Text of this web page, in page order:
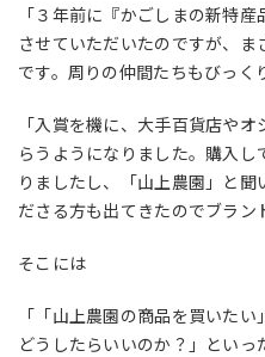
「３年前に『かごしまの新特
させていただいたのですが、
です。周りの仲間たちもびっく
「入賞を機に、大手百貨店や
らうようになりました。購入
りましたし、「山上農園」と
ださる方も出てきたのでブラン
そこには
「「山上農園の商品を買いた
どうしたらいいのか？」といっ